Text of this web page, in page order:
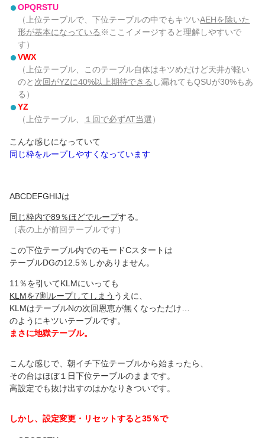
OPQRSTU
（上位テーブルで、下位テーブルの中でもキツいAEHを除いた
形が基本になっている ※ここイメージすると理解しやすいで
す）
VWX
（上位テーブル、このテーブル自体はキツめだけど天井が軽い
のと 次回がYZに40%以上期待できる し漏れてもQSUが30%もあ
る）
YZ
（上位テーブル、
１回で必ずAT当選）
こんな感じになっていて
同じ枠をループしやすくなっています
ABCDEFGHIJは
同じ枠内で89％ほどでループする。
（表の上が前回テーブルです）
この下位テーブル内でのモードCスタートは
テーブルDGの12.5％しかありません。
11％を引いてKLMにいっても
KLMを7割ループしてしまう うえに、
KLMはテーブルNの次回恩恵が無くなっただけ…
のようにキツいテーブルです。
まさに地獄テーブル。
こんな感じで、朝イチ下位テーブルから始まったら、
その台はほぼ１日下位テーブルのままです。
高設定でも抜け出すのはかなりきついです。
しかし、設定変更・リセットすると35％で